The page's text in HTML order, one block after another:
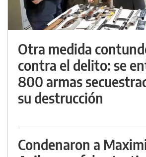
Otra medida
contra el delito: se
800 armas
su destrucción
Condenaron a